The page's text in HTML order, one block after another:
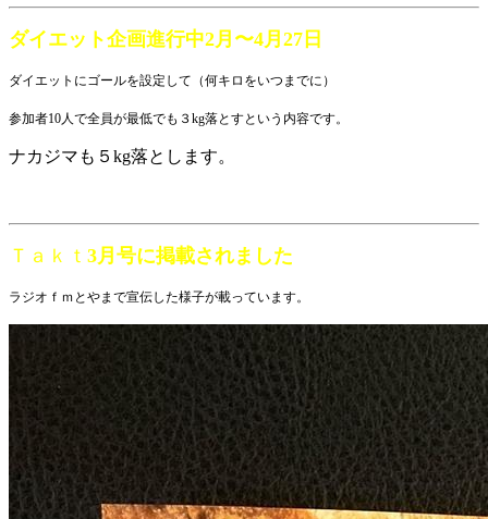
ダイエット企画進行中2月〜4月27日
ダイエットにゴールを設定して（何キロをいつまでに）
参加者10人で全員が最低でも３kg落とすという内容です。
ナカジマも５kg落とします。
Ｔａｋｔ 3月号に掲載されました
ラジオｆｍとやまで宣伝した様子が載っています。